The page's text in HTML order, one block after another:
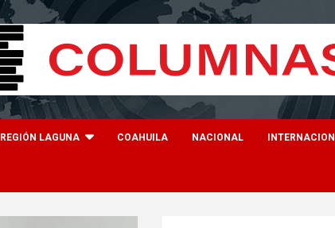
REGIÓN LAGUNA COAHUILA NACIONAL